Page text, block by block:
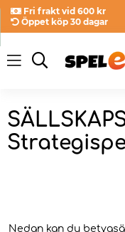
Fri frakt vid 600 kr
Öppet köp 30 dagar
Nedan kan du